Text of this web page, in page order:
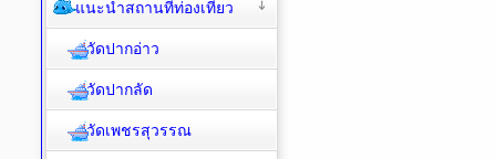
แนะนำสถานที่ท่องเที่ยว
วัดปากอ่าว
วัดปากลัด
วัดเพชรสุวรรณ